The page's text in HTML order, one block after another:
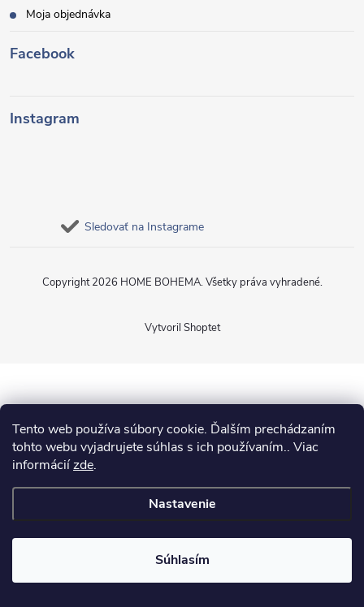
Tento web používa súbory cookie. Ďalším prechádzaním
tohto webu vyjadrujete súhlas s ich používaním.. Viac
informáciízde.
Nastavenie
Súhlasím
Moja objednávka
Facebook
Instagram
Sledovať na Instagrame
Vytvoril Shoptet
Copyright 2026 HOME BOHEMA. Všetky práva vyhradené.